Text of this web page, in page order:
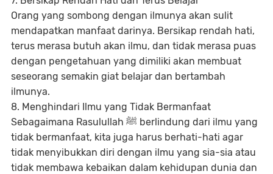
Orang yang sombong dengan ilmunya akan sulit
mendapatkan manfaat darinya. Bersikap rendah hati,
terus merasa butuh akan ilmu, dan tidak merasa puas
dengan pengetahuan yang dimiliki akan membuat
seseorang semakin giat belajar dan bertambah
ilmunya.
8. Menghindari Ilmu yang Tidak Bermanfaat
Sebagaimana Rasulullah ﷺ berlindung dari ilmu yang
tidak bermanfaat, kita juga harus berhati-hati agar
tidak menyibukkan diri dengan ilmu yang sia-sia atau
tidak membawa kebaikan dalam kehidupan dunia dan